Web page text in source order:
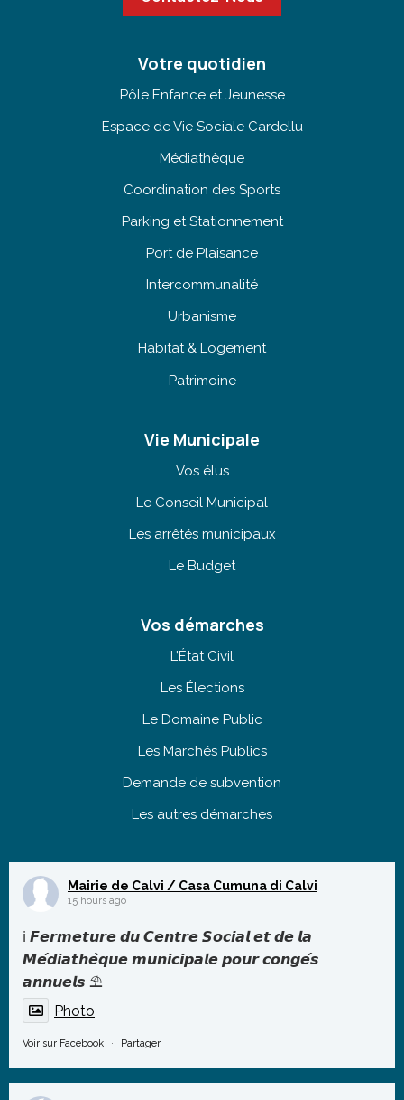
Votre quotidien
Pôle Enfance et Jeunesse
Espace de Vie Sociale Cardellu
Médiathèque
Coordination des Sports
Parking et Stationnement
Port de Plaisance
Intercommunalité
Urbanisme
Habitat & Logement
Patrimoine
Vie Municipale
Vos élus
Le Conseil Municipal
Les arrêtés municipaux
Le Budget
Vos démarches
L’État Civil
Les Élections
Le Domaine Public
Les Marchés Publics
Demande de subvention
Les autres démarches
Mairie de Calvi / Casa Cumuna di Calvi
15 hours ago
ℹ️ 𝙁𝙚𝙧𝙢𝙚𝙩𝙪𝙧𝙚 𝙙𝙪 𝘾𝙚𝙣𝙩𝙧𝙚 𝙎𝙤𝙘𝙞𝙖𝙡 𝙚𝙩 𝙙𝙚 𝙡𝙖
𝙈𝙚́𝙙𝙞𝙖𝙩𝙝𝙚̀𝙦𝙪𝙚 𝙢𝙪𝙣𝙞𝙘𝙞𝙥𝙖𝙡𝙚 𝙥𝙤𝙪𝙧 𝙘𝙤𝙣𝙜𝙚́𝙨
𝙖𝙣𝙣𝙪𝙚𝙡𝙨 ⛱️
Photo
Voir sur Facebook · Partager